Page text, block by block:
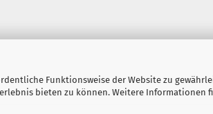
Funktionsweise der Website zu
bieten zu können. Weitere Informationen